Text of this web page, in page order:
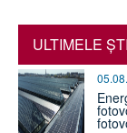
ULTIMELE